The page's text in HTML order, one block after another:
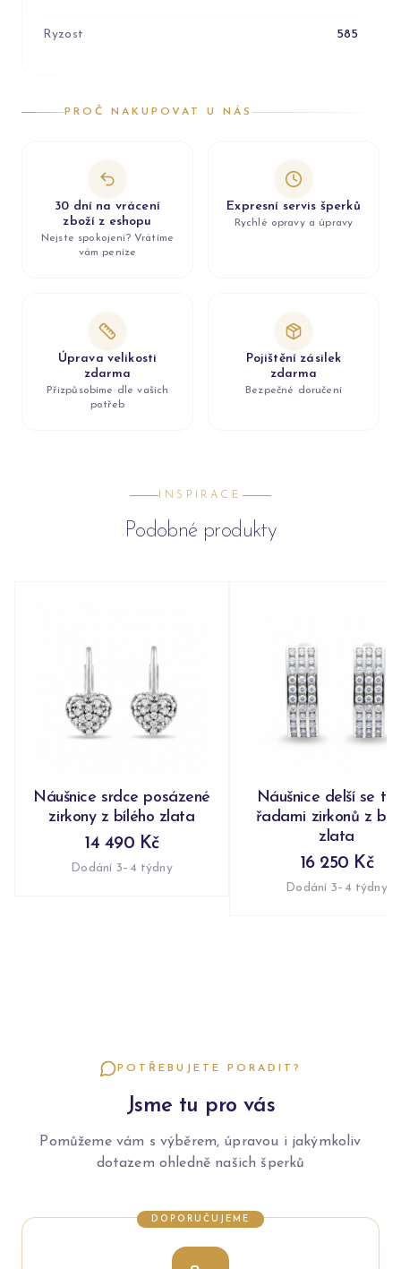
Ryzost 585
PROČ NAKUPOVAT U NÁS
30 dní na vrácení
zboží z eshopu
Nejste spokojeni? Vrátíme
vám peníze
Expresní servis šperků
Rychlé opravy a úpravy
Úprava velikosti
zdarma
Přizpůsobíme dle vašich
potřeb
Pojištění zásilek
zdarma
Bezpečné doručení
INSPIRACE
Podobné produkty
Náušnice srdce posázené
zirkony z bílého zlata
14 490 Kč
Dodání 3–4 týdny
Náušnice delší se
řadami zirkonů z
zlata
16 250 Kč
Dodání 3–4 týdny
POTŘEBUJETE PORADIT?
Jsme tu pro vás
Pomůžeme vám s výběrem, úpravou i jakýmkoliv
dotazem ohledně našich šperků
DOPORUČUJEME